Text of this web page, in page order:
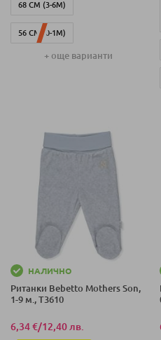
68 СМ (3-6М)
56 СМ (0-1М)
62 СМ (1-3 М)
+ още варианти
НАЛИЧНО
Ританки Bebetto Mothers Son,
1-9 м., T3610
6,34 €/12,40 лв.